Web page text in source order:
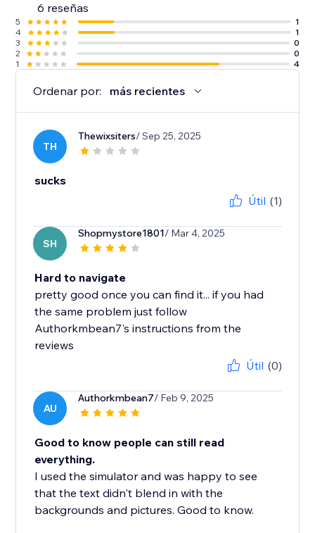
6 reseñas
5
1
4
1
3
0
2
0
1
4
Ordenar por: más recientes
TH
Thewixsiters/ Sep 25, 2025
sucks
Útil (1)
SH
Shopmystore1801/ Mar 4, 2025
Hard to navigate
pretty good once you can find it... if you had
the same problem just follow
Authorkmbean7's instructions from the
reviews
Útil (0)
AU
Authorkmbean7/ Feb 9, 2025
Good to know people can still read
everything.
I used the simulator and was happy to see
that the text didn't blend in with the
backgrounds and pictures. Good to know.